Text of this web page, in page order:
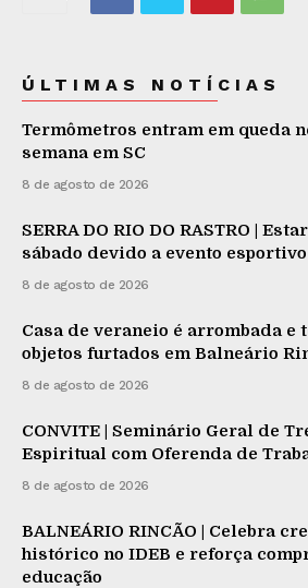
ÚLTIMAS NOTÍCIAS
Termômetros entram em queda
semana em SC
8 de agosto de 2026
SERRA DO RIO DO RASTRO |
sábado devido a evento esportivo
8 de agosto de 2026
Casa de veraneio é arrombada e
objetos furtados em Balneário
8 de agosto de 2026
CONVITE | Seminário Geral de
Espiritual com Oferenda de
8 de agosto de 2026
BALNEÁRIO RINCÃO | Celebra
histórico no IDEB e reforça
educação